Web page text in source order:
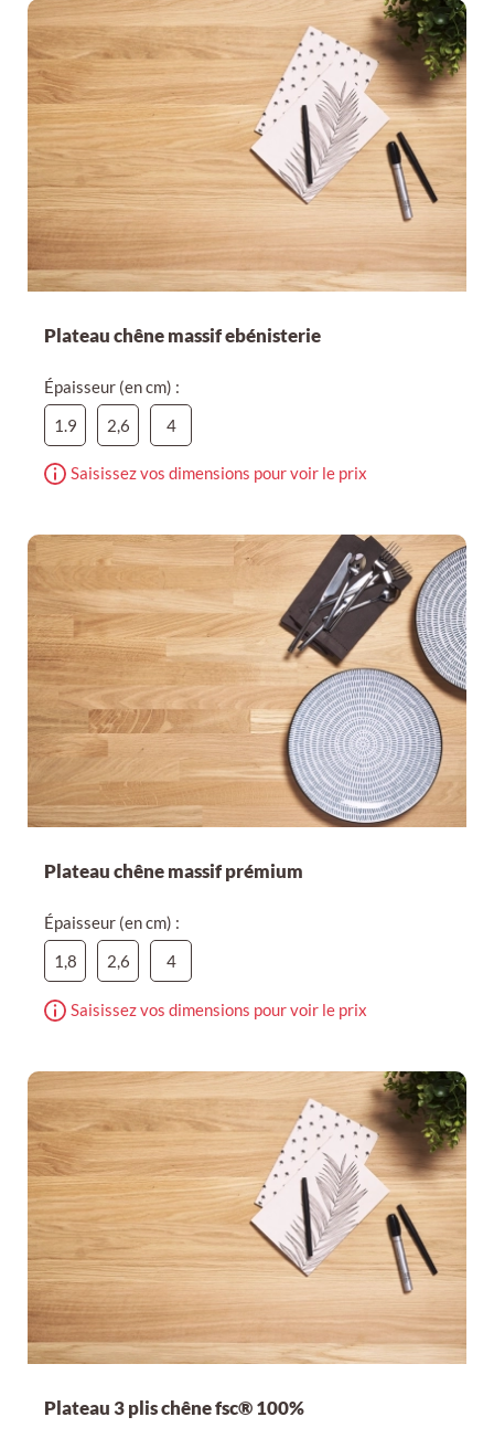
Plateau chêne massif ebénisterie
Épaisseur (en cm) :
1.9
2,6 4
Saisissez vos dimensions pour voir le prix
Plateau chêne massif prémium
Épaisseur (en cm) :
1,8
2,6 4
Saisissez vos dimensions pour voir le prix
Plateau 3 plis chêne fsc® 100%